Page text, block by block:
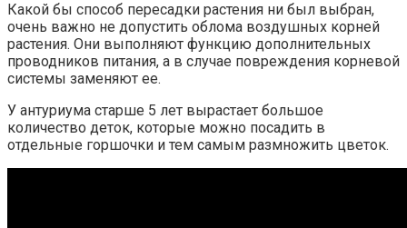
Какой бы способ пересадки растения ни был выбран,
очень важно не допустить облома воздушных корней
растения. Они выполняют функцию дополнительных
проводников питания, а в случае повреждения корневой
системы заменяют ее.
У антуриума старше 5 лет вырастает большое
количество деток, которые можно посадить в
отдельные горшочки и тем самым размножить цветок.